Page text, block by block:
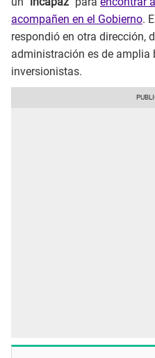
acompañen en el Gobierno.
respondió en otra dirección,
administración es de amplia
inversionistas.